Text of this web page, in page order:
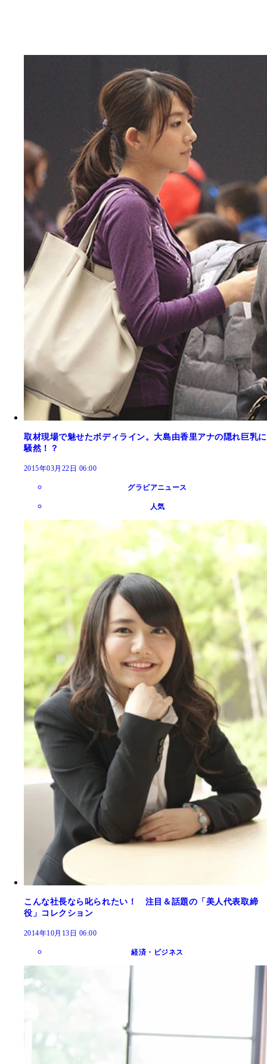
取材現場で魅せたボディライン。大島由香里アナの隠れ巨乳に
騒然！？
2015年03月22日 06:00
グラビアニュース
人気
こんな社長なら叱られたい！ 注目＆話題の「美人代表取締
役」コレクション
2014年10月13日 06:00
経済・ビジネス